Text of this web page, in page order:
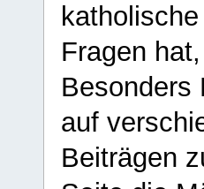
Fragen
Besonders
auf
Beiträgen